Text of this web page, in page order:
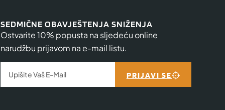
SEDMIČNE OBAVJEŠTENJA SNIŽENJA
Ostvarite 10% popusta na sljedeću online
narudžbu prijavom na e-mail listu.
PRIJAVI SE